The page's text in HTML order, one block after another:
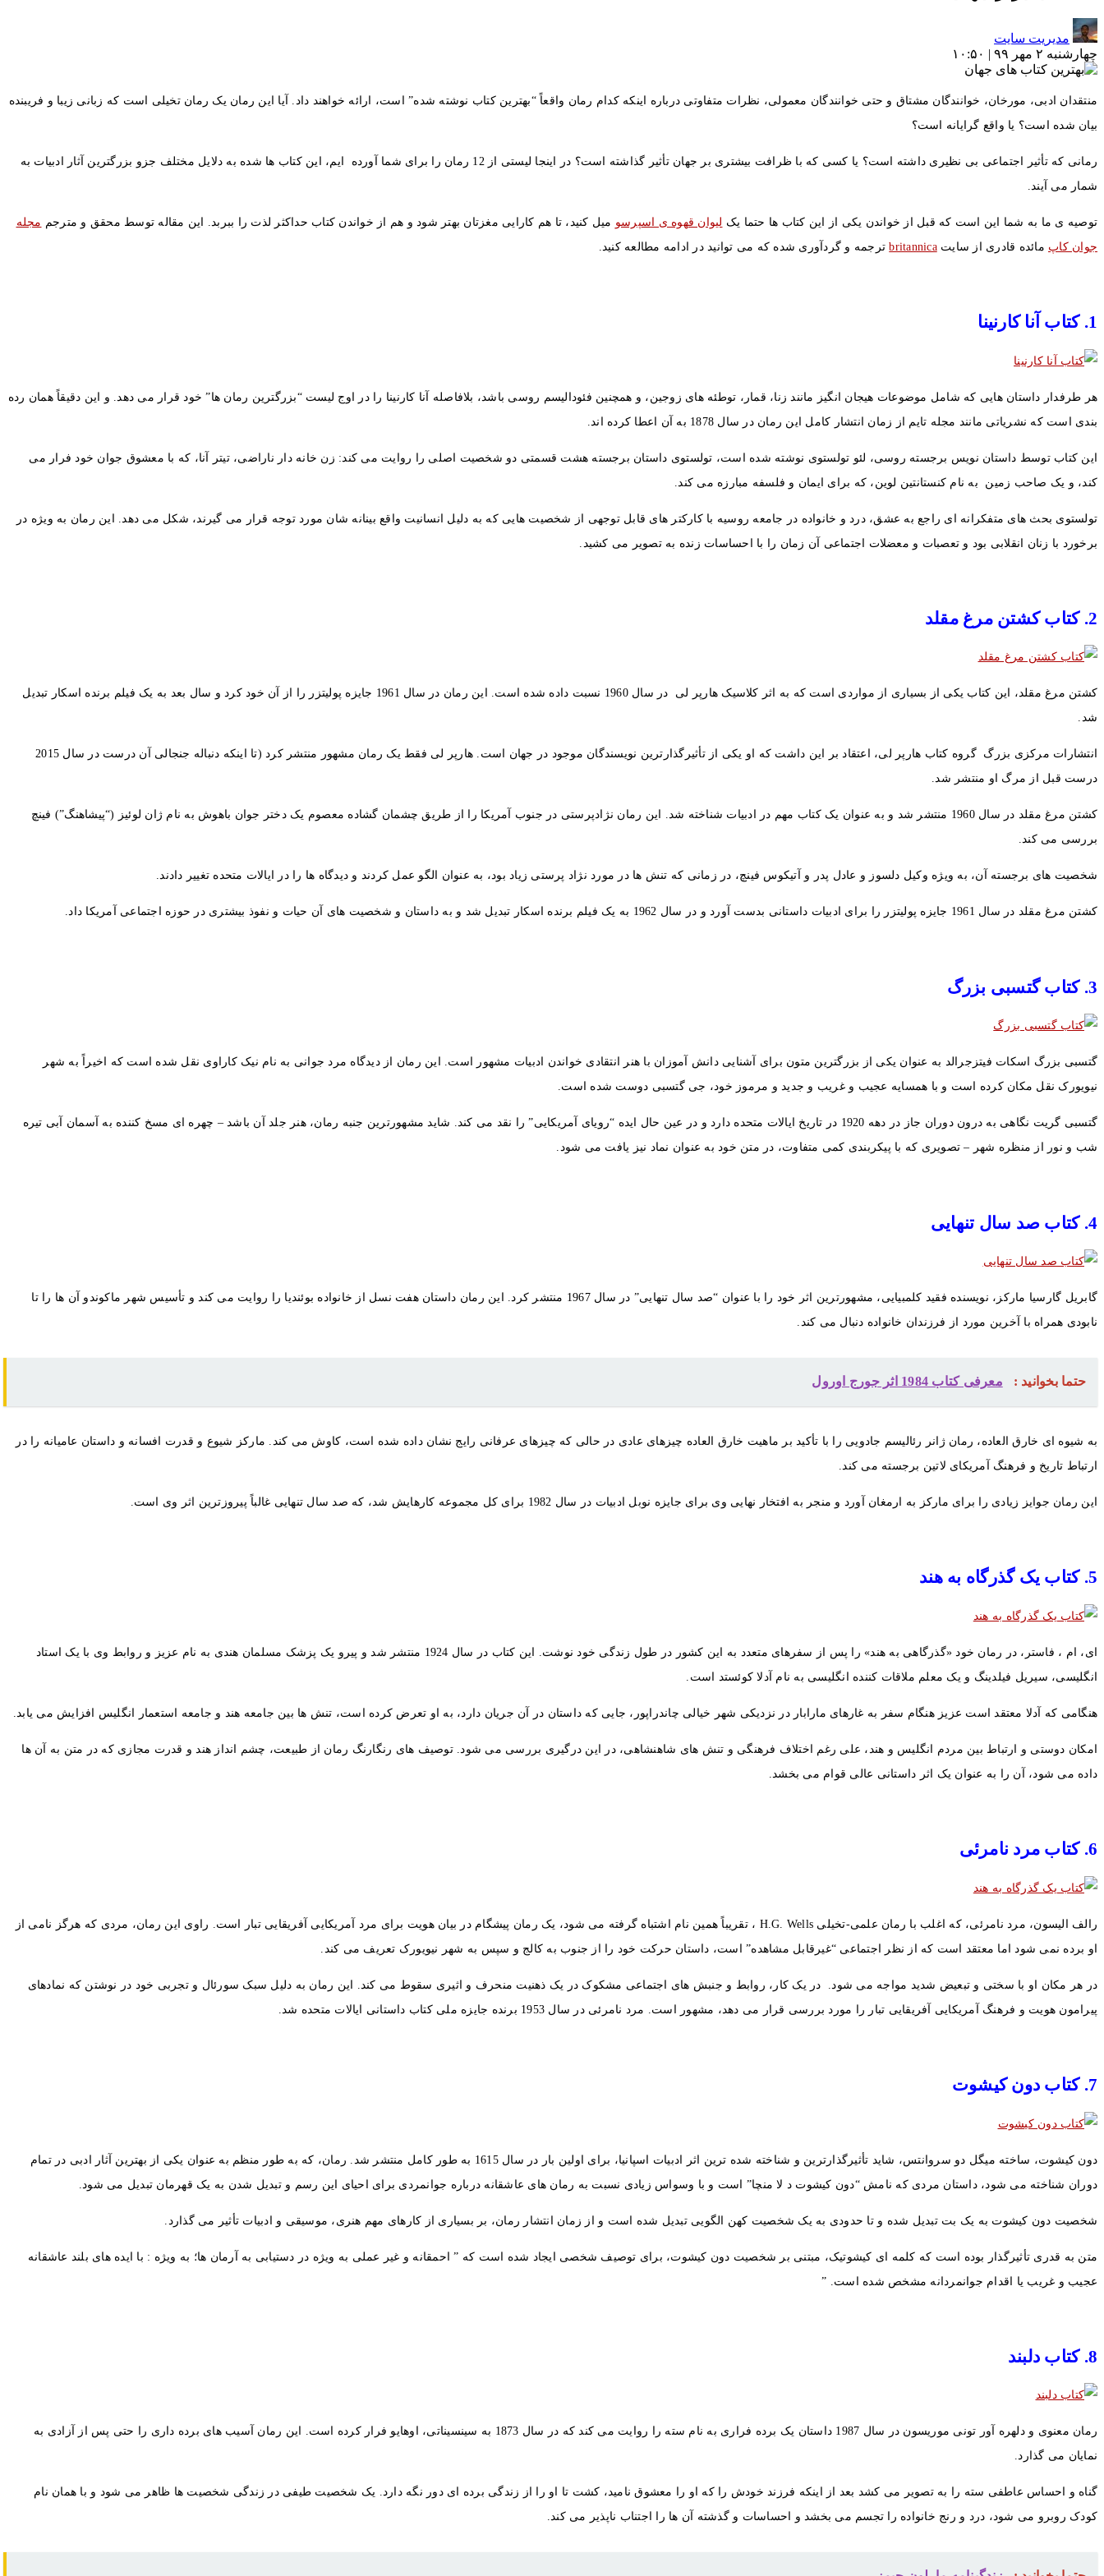
مدیریت سایت
چهارشنبه ۲ مهر ۹۹ | ۱۰:۵۰
منتقدان ادبی، مورخان، خوانندگان مشتاق و حتی خوانندگان معمولی، نظرات متفاوتی درباره اینکه کدام رمان واقعاً “بهترین کتاب نوشته شده” است، ارائه خواهند داد. آیا این رمان یک رمان تخیلی است که زبانی زیبا و فریبنده
بیان شده است؟ یا واقع گرایانه است؟
رمانی که تأثیر اجتماعی بی نظیری داشته است؟ یا کسی که با ظرافت بیشتری بر جهان تأثیر گذاشته است؟ در اینجا لیستی از 12 رمان را برای شما آورده ایم، این کتاب ها شده به دلایل مختلف جزو بزرگترین آثار ادبیات به
شمار می آیند.
توصیه ی ما به شما این است که قبل از خواندن یکی از این کتاب ها حتما یک لیوان قهوه ی اسپرسو میل کنید، تا هم کارایی مغزتان بهتر شود و هم از خواندن کتاب حداکثر لذت را ببربد. این مقاله توسط محقق و مترجم مجله
جوان کاپ مائده قادری از سایتbritannicaترجمه و گردآوری شده که می توانید در ادامه مطالعه کنید.
1. کتاب آنا کارنینا
هر طرفدار داستان هایی که شامل موضوعات هیجان انگیز مانند زنا، قمار، توطئه های زوجین، و همچنین فئودالیسم روسی باشد، بلافاصله آنا کارنینا را در اوج لیست “بزرگترین رمان ها” خود قرار می دهد. و این دقیقاً همان رده
بندی است که نشریاتی مانند مجله تایم از زمان انتشار کامل این رمان در سال 1878 به آن اعطا کرده اند.
این کتاب توسط داستان نویس برجسته روسی، لئو تولستوی نوشته شده است، تولستوی داستان برجسته هشت قسمتی دو شخصیت اصلی را روایت می کند: زن خانه دار ناراضی، تیتر آنا، که با معشوق جوان خود فرار می
کند، و یک صاحب زمین به نام کنستانتین لوین، که برای ایمان و فلسفه مبارزه می کند.
تولستوی بحث های متفکرانه ای راجع به عشق، درد و خانواده در جامعه روسیه با کارکتر های قابل توجهی از شخصیت هایی که به دلیل انسانیت واقع بینانه شان مورد توجه قرار می گیرند، شکل می دهد. این رمان به ویژه در
برخورد با زنان انقلابی بود و تعصبات و معضلات اجتماعی آن زمان را با احساسات زنده به تصویر می کشید.
2. کتاب کشتن مرغ مقلد
کشتن مرغ مقلد، این کتاب یکی از بسیاری از مواردی است که به اثر کلاسیک هارپر لی در سال 1960 نسبت داده شده است. این رمان در سال 1961 جایزه پولیتزر را از آن خود کرد و سال بعد به یک فیلم برنده اسکار تبدیل
شد.
انتشارات مرکزی بزرگ گروه کتاب هارپر لی، اعتقاد بر این داشت که او یکی از تأثیرگذارترین نویسندگان موجود در جهان است. هارپر لی فقط یک رمان مشهور منتشر کرد (تا اینکه دنباله جنجالی آن درست در سال 2015
درست قبل از مرگ او منتشر شد.
کشتن مرغ مقلد در سال 1960 منتشر شد و به عنوان یک کتاب مهم در ادبیات شناخته شد. این رمان نژادپرستی در جنوب آمریکا را از طریق چشمان گشاده معصوم یک دختر جوان باهوش به نام ژان لوئیز (“پیشاهنگ”) فینچ
بررسی می کند.
شخصیت های برجسته آن، به ویژه وکیل دلسوز و عادل پدر و آتیکوس فینچ، در زمانی که تنش ها در مورد نژاد پرستی زیاد بود، به عنوان الگو عمل کردند و دیدگاه ها را در ایالات متحده تغییر دادند.
کشتن مرغ مقلد در سال 1961 جایزه پولیتزر را برای ادبیات داستانی بدست آورد و در سال 1962 به یک فیلم برنده اسکار تبدیل شد و به داستان و شخصیت های آن حیات و نفوذ بیشتری در حوزه اجتماعی آمریکا داد.
3. کتاب گتسبی بزرگ
گتسبی بزرگ اسکات فیتزجرالد به عنوان یکی از بزرگترین متون برای آشنایی دانش آموزان با هنر انتقادی خواندن ادبیات مشهور است. این رمان از دیدگاه مرد جوانی به نام نیک کاراوی نقل شده است که اخیراً به شهر
نیویورک نقل مکان کرده است و با همسایه عجیب و غریب و جدید و مرموز خود، جی گتسبی دوست شده است.
گتسبی گریت نگاهی به درون دوران جاز در دهه 1920 در تاریخ ایالات متحده دارد و در عین حال ایده “رویای آمریکایی” را نقد می کند. شاید مشهورترین جنبه رمان، هنر جلد آن باشد – چهره ای مسخ کننده به آسمان آبی تیره
شب و نور از منظره شهر – تصویری که با پیکربندی کمی متفاوت، در متن خود به عنوان نماد نیز یافت می شود.
4. کتاب صد سال تنهایی
گابریل گارسیا مارکز، نویسنده فقید کلمبیایی، مشهورترین اثر خود را با عنوان “صد سال تنهایی” در سال 1967 منتشر کرد. این رمان داستان هفت نسل از خانواده بوئندیا را روایت می کند و تأسیس شهر ماکوندو آن ها را تا
نابودی همراه با آخرین مورد از فرزندان خانواده دنبال می کند.
حتما بخوانید : معرفی کتاب 1984 اثر جورج اورول
به شیوه ای خارق العاده، رمان ژانر رئالیسم جادویی را با تأکید بر ماهیت خارق العاده چیزهای عادی در حالی که چیزهای عرفانی رایج نشان داده شده است، کاوش می کند. مارکز شیوع و قدرت افسانه و داستان عامیانه را در
ارتباط تاریخ و فرهنگ آمریکای لاتین برجسته می کند.
این رمان جوایز زیادی را برای مارکز به ارمغان آورد و منجر به افتخار نهایی وی برای جایزه نوبل ادبیات در سال 1982 برای کل مجموعه کارهایش شد، که صد سال تنهایی غالباً پیروزترین اثر وی است.
5. کتاب یک گذرگاه به هند
ای، ام ، فاستر، در رمان خود «گذرگاهی به هند» را پس از سفرهای متعدد به این کشور در طول زندگی خود نوشت. این کتاب در سال 1924 منتشر شد و پیرو یک پزشک مسلمان هندی به نام عزیز و روابط وی با یک استاد
انگلیسی، سیریل فیلدینگ و یک معلم ملاقات کننده انگلیسی به نام آدلا کوئستد است.
هنگامی که آدلا معتقد است عزیز هنگام سفر به غارهای مارابار در نزدیکی شهر خیالی چاندراپور، جایی که داستان در آن جریان دارد، به او تعرض کرده است، تنش ها بین جامعه هند و جامعه استعمار انگلیس افزایش می یابد.
امکان دوستی و ارتباط بین مردم انگلیس و هند، علی رغم اختلاف فرهنگی و تنش های شاهنشاهی، در این درگیری بررسی می شود. توصیف های رنگارنگ رمان از طبیعت، چشم انداز هند و قدرت مجازی که در متن به آن ها
داده می شود، آن را به عنوان یک اثر داستانی عالی قوام می بخشد.
6. کتاب مرد نامرئی
رالف الیسون، مرد نامرئی، که اغلب با رمان علمی-تخیلی H.G. Wells ، تقریباً همین نام اشتباه گرفته می شود، یک رمان پیشگام در بیان هویت برای مرد آمریکایی آفریقایی تبار است. راوی این رمان، مردی که هرگز نامی از
او برده نمی شود اما معتقد است که از نظر اجتماعی “غیرقابل مشاهده” است، داستان حرکت خود را از جنوب به کالج و سپس به شهر نیویورک تعریف می کند.
در هر مکان او با سختی و تبعیض شدید مواجه می شود. در یک کار، روابط و جنبش های اجتماعی مشکوک در یک ذهنیت منحرف و اثیری سقوط می کند. این رمان به دلیل سبک سورئال و تجربی خود در نوشتن که نمادهای
پیرامون هویت و فرهنگ آمریکایی آفریقایی تبار را مورد بررسی قرار می دهد، مشهور است. مرد نامرئی در سال 1953 برنده جایزه ملی کتاب داستانی ایالات متحده شد.
7. کتاب دون کیشوت
دون کیشوت، ساخته میگل دو سروانتس، شاید تأثیرگذارترین و شناخته شده ترین اثر ادبیات اسپانیا، برای اولین بار در سال 1615 به طور کامل منتشر شد. رمان، که به طور منظم به عنوان یکی از بهترین آثار ادبی در تمام
دوران شناخته می شود، داستان مردی که نامش “دون کیشوت د لا منچا” است و با وسواس زیادی نسبت به رمان های عاشقانه درباره جوانمردی برای احیای این رسم و تبدیل شدن به یک قهرمان تبدیل می شود.
شخصیت دون کیشوت به یک بت تبدیل شده و تا حدودی به یک شخصیت کهن الگویی تبدیل شده است و از زمان انتشار رمان، بر بسیاری از کارهای مهم هنری، موسیقی و ادبیات تأثیر می گذارد.
متن به قدری تأثیرگذار بوده است که کلمه ای کیشوتیک، مبتنی بر شخصیت دون کیشوت، برای توصیف شخصی ایجاد شده است که ” احمقانه و غیر عملی به ویژه در دستیابی به آرمان ها؛ به ویژه : با ایده های بلند عاشقانه
عجیب و غریب یا اقدام جوانمردانه مشخص شده است. ”
8. کتاب دلبند
رمان معنوی و دلهره آور تونی موریسون در سال 1987 داستان یک برده فراری به نام سته را روایت می کند که در سال 1873 به سینسیناتی، اوهایو فرار کرده است. این رمان آسیب های برده داری را حتی پس از آزادی به
نمایان می گذارد.
گناه و احساس عاطفی سته را به تصویر می کشد بعد از اینکه فرزند خودش را که او را معشوق نامید، کشت تا او را از زندگی برده ای دور نگه دارد. یک شخصیت طیفی در زندگی شخصیت ها ظاهر می شود و با همان نام
کودک روبرو می شود، درد و رنج خانواده را تجسم می بخشد و احساسات و گذشته آن ها را اجتناب ناپذیر می کند.